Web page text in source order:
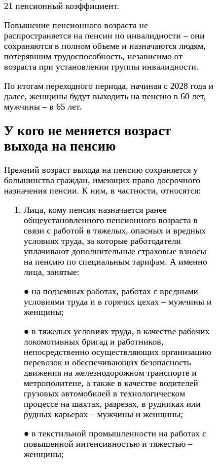
21 пенсионный коэффициент.
Повышение пенсионного возраста не
распространяется на пенсии по инвалидности – они
сохраняются в полном объеме и назначаются людям,
потерявшим трудоспособность, независимо от
возраста при установлении группы инвалидности.
По итогам переходного периода, начиная с 2028 года и
далее, женщины будут выходить на пенсию в 60 лет,
мужчины – в 65 лет.
У кого не меняется возраст
выхода на пенсию
Прежний возраст выхода на пенсию сохраняется у
большинства граждан, имеющих право досрочного
назначения пенсии. К ним, в частности, относятся:
Лица, кому пенсия назначается ранее
общеустановленного пенсионного возраста в
связи с работой в тяжелых, опасных и вредных
условиях труда, за которые работодатели
уплачивают дополнительные страховые взносы
на пенсию по специальным тарифам. А именно
лица, занятые:
● на подземных работах, работах с вредными
условиями труда и в горячих цехах – мужчины и
женщины;
● в тяжелых условиях труда, в качестве рабочих
локомотивных бригад и работников,
непосредственно осуществляющих организацию
перевозок и обеспечивающих безопасность
движения на железнодорожном транспорте и
метрополитене, а также в качестве водителей
грузовых автомобилей в технологическом
процессе на шахтах, разрезах, в рудниках или
рудных карьерах – мужчины и женщины;
● в текстильной промышленности на работах с
повышенной интенсивностью и тяжестью –
женщины;